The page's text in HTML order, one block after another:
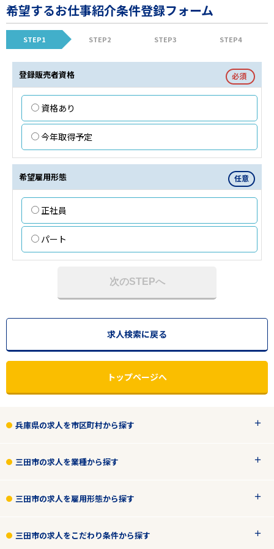
エリアで探す
希望するお仕事紹介条件登録フォーム
STEP1 STEP2 STEP3 STEP4
登録販売者資格 必須
資格あり
今年取得予定
希望雇用形態 任意
正社員
パート
次のSTEPへ
求人検索に戻る
トップページへ
兵庫県の求人を市区町村から探す
三田市の求人を業種から探す
三田市の求人を雇用形態から探す
三田市の求人をこだわり条件から探す